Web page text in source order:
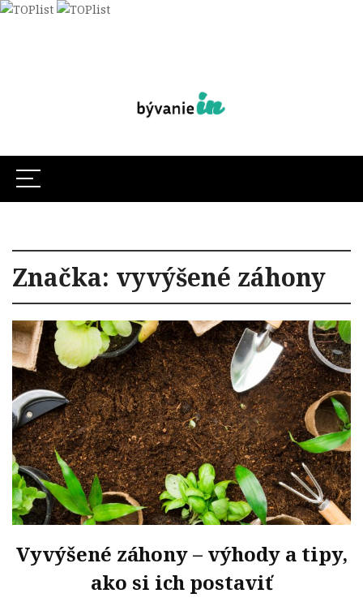
Značka: vyvýšené záhony
Vyvýšené záhony – výhody a tipy,
ako si ich postaviť